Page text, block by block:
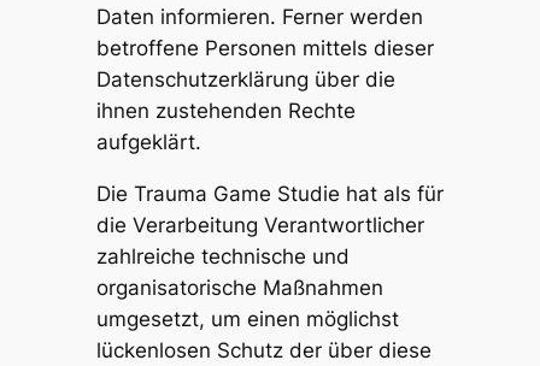
Daten informieren. Ferner werden
betroffene Personen mittels dieser
Datenschutzerklärung über die
ihnen zustehenden Rechte
aufgeklärt.
Die Trauma Game Studie hat als für
die Verarbeitung Verantwortlicher
zahlreiche technische und
organisatorische Maßnahmen
umgesetzt, um einen möglichst
lückenlosen Schutz der über diese